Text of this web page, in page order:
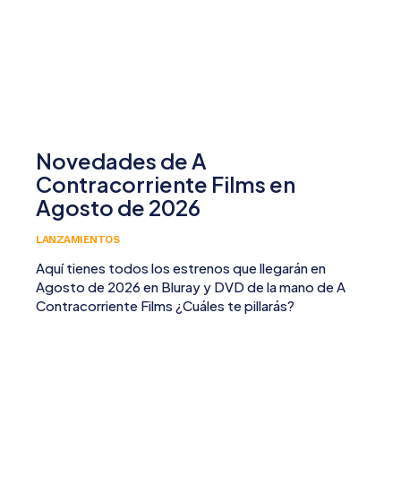
Novedades de A
Contracorriente Films en
Agosto de 2026
LANZAMIENTOS
Aquí tienes todos los estrenos que llegarán en
Agosto de 2026 en Bluray y DVD de la mano de A
Contracorriente Films ¿Cuáles te pillarás?